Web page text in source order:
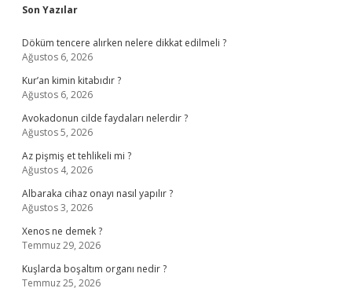
Sidebar
Son Yazılar
Döküm tencere alırken nelere dikkat edilmeli ?
Ağustos 6, 2026
Kur’an kimin kitabıdır ?
Ağustos 6, 2026
Avokadonun cilde faydaları nelerdir ?
Ağustos 5, 2026
Az pişmiş et tehlikeli mi ?
Ağustos 4, 2026
Albaraka cihaz onayı nasıl yapılır ?
Ağustos 3, 2026
Xenos ne demek ?
Temmuz 29, 2026
Kuşlarda boşaltım organı nedir ?
Temmuz 25, 2026